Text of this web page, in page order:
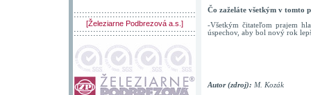
::::::::::::::::::::::::::::::::::::::::::::
[Železiarne Podbrezová a.s.]
::::::::::::::::::::::::::::::::::::::::::::
Čo zaželáte všetkým v tomto
-Všetkým čitateľom prajem
úspechov, aby bol nový rok
Autor (zdroj): M. Kozák